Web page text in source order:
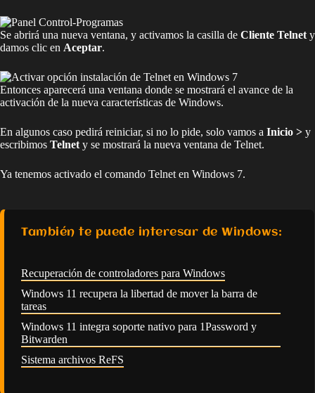
Se abrirá una nueva ventana, y activamos la casilla de Cliente Telnet y
damos clic en Aceptar.
Entonces aparecerá una ventana donde se mostrará el avance de la
activación de la nueva características de Windows.
En algunos caso pedirá reiniciar, si no lo pide, solo vamos a Inicio > y
escribimos Telnet y se mostrará la nueva ventana de Telnet.
Ya tenemos activado el comando Telnet en Windows 7.
También te puede interesar de Windows:
Recuperación de controladores para Windows
Windows 11 recupera la libertad de mover la barra de
tareas
Windows 11 integra soporte nativo para 1Password y
Bitwarden
Sistema archivos ReFS